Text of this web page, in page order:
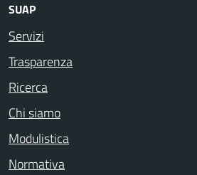
SUAP
Servizi
Trasparenza
Ricerca
Chi siamo
Modulistica
Normativa